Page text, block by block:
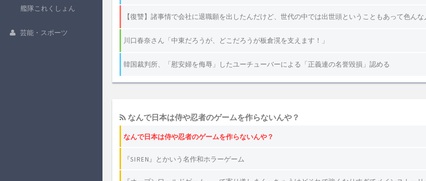
艦隊これくしょん
芸能・スポーツ
なんで日本は侍や忍者のゲームを作らないんや？
なんで日本は侍や忍者のゲームを作らないんや？
『SIREN』とかいう名作和ホラーゲーム